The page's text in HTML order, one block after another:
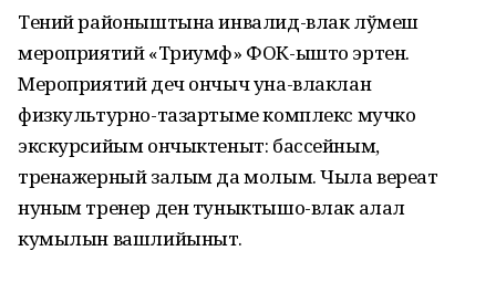
Тений районыштына инвалид-влак лўмеш
мероприятий «Триумф» ФОК-ышто эртен.
Мероприятий деч ончыч уна-влаклан
физкультурно-тазартыме комплекс мучко
экскурсийым ончыктеныт: бассейным,
тренажерный залым да молым. Чыла вереат
нуным тренер ден туныктышо-влак алал
кумылын вашлийыныт.